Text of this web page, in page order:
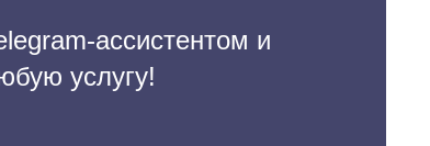
ассистентом и
услугу!